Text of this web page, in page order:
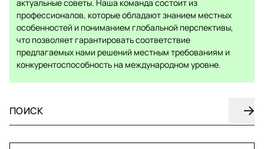
актуальные советы. Наша команда состоит из
профессионалов, которые обладают знанием местных
особенностей и пониманием глобальной перспективы,
что позволяет гарантировать соответствие
предлагаемых нами решений местным требованиям и
конкурентоспособность на международном уровне.